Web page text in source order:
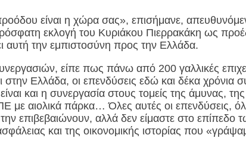
είναι η χώρα σας», επισήμανε,
εκλογή του Κυριάκου Πιερρακάκη ως
αυτή την εμπιστοσύνη προς την Ελλάδα.
είπε πως πάνω από 200 γαλλικές
Ελλάδα, οι επενδύσεις εδώ και δέκα χρόνια
και η συνεργασία στους τομείς της άμυνας, της
με αιολικά πάρκα… Όλες αυτές οι επενδύσεις,
επιβεβαιώνουν, αλλά δεν είμαστε στο επίπεδο
και της οικονομικής ιστορίας που